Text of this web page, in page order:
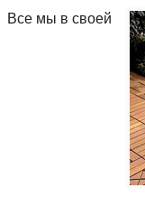
Все мы в своей